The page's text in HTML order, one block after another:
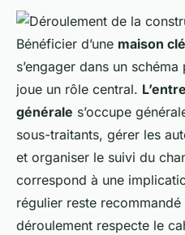
Bénéficier d’une maison
s’engager dans un
joue un rôle central.
générale s’occupe
sous-traitants, gérer les
et organiser le suivi du
correspond à une
régulier reste recommandé
déroulement respecte le